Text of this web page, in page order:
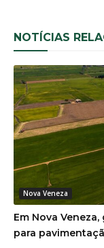
NOTÍCIAS
Nova Veneza
Em Nova
para